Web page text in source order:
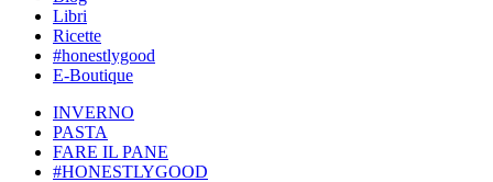
Libri
Ricette
#honestlygood
E-Boutique
INVERNO
PASTA
FARE IL PANE
#HONESTLYGOOD